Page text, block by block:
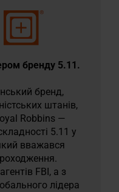
бренду 5.11.
бренд,
штанів,
Robbins —
5.11 у
вважався
FBI, а з
лідера